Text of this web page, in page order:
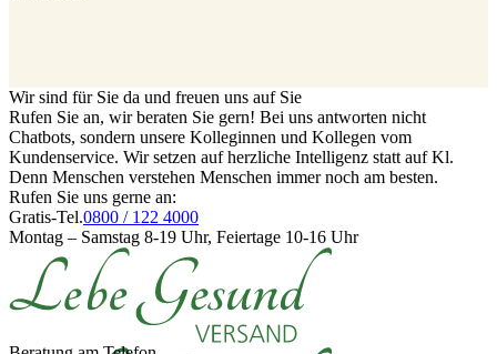
Wir sind für Sie da und freuen uns auf Sie
Rufen Sie an, wir beraten Sie gern! Bei uns antworten nicht
Chatbots, sondern unsere Kolleginnen und Kollegen vom
Kundenservice. Wir setzen auf herzliche Intelligenz statt auf Kl.
Denn Menschen verstehen Menschen immer noch am besten.
Rufen Sie uns gerne an:
Gratis-Tel.0800 / 122 4000
Montag – Samstag 8-19 Uhr, Feiertage 10-16 Uhr